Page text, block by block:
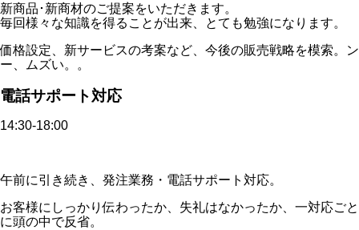
新商品･新商材のご提案をいただきます。
毎回様々な知識を得ることが出来、とても勉強になります。
価格設定、新サービスの考案など、今後の販売戦略を模索。ン
ー、ムズい。。
電話サポート対応
14:30-18:00
午前に引き続き、発注業務・電話サポート対応。
お客様にしっかり伝わったか、失礼はなかったか、一対応ごと
に頭の中で反省。